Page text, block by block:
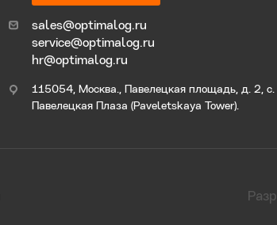
sales@optimalog.ru
service@optimalog.ru
hr@optimalog.ru
115054, Москва., Павелецкая площадь, д. 2,
Павелецкая Плаза (Paveletskaya Tower).